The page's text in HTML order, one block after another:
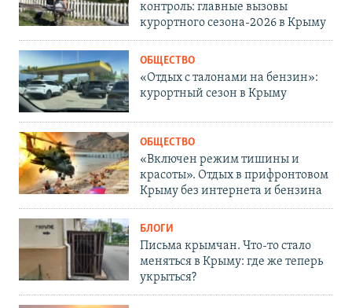
контроль: главные вызовы
курортного сезона-2026 в Крыму
ОБЩЕСТВО
«Отдых с талонами на бензин»:
курортный сезон в Крыму
ОБЩЕСТВО
«Включен режим тишины и
красоты». Отдых в прифронтовом
Крыму без интернета и бензина
БЛОГИ
Письма крымчан. Что-то стало
меняться в Крыму: где же теперь
укрыться?